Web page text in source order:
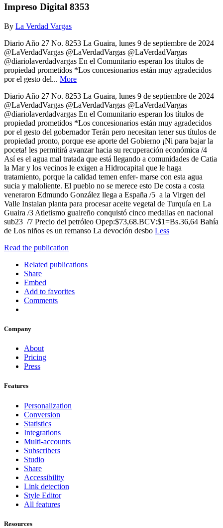
Impreso Digital 8353
By La Verdad Vargas
Diario Año 27 No. 8253 La Guaira, lunes 9 de septiembre de 2024
@LaVerdadVargas @LaVerdadVargas @LaVerdadVargas
@diariolaverdadvargas En el Comunitario esperan los títulos de
propiedad prometidos *Los concesionarios están muy agradecidos
por el gesto del... More
Diario Año 27 No. 8253 La Guaira, lunes 9 de septiembre de 2024
@LaVerdadVargas @LaVerdadVargas @LaVerdadVargas
@diariolaverdadvargas En el Comunitario esperan los títulos de
propiedad prometidos *Los concesionarios están muy agradecidos
por el gesto del gobernador Terán pero necesitan tener sus títulos de
propiedad pronto, porque ese aporte del Gobierno ¡Ni para bajar la
poceta! les permitirá avanzar hacia su recuperación económica /4
Así es el agua mal tratada que está llegando a comunidades de Catia
la Mar y los vecinos le exigen a Hidrocapital que le haga
tratamiento, porque la calidad temen enfer- marse con esta agua
sucia y maloliente. El pueblo no se merece esto De costa a costa
veneraron Edmundo González llega a España /5 a la Virgen del
Valle Instalan planta para procesar aceite vegetal de Turquía en La
Guaira /3 Atletismo guaireño conquistó cinco medallas en nacional
sub23 /7 Precio del petróleo Opep:$73,68.BCV:$1=Bs.36,64 Bahía
de Los niños es un remanso La devoción desbo Less
Read the publication
Related publications
Share
Embed
Add to favorites
Comments
Company
About
Pricing
Press
Features
Personalization
Conversion
Statistics
Integrations
Multi-accounts
Subscribers
Studio
Share
Accessibility
Link detection
Style Editor
All features
Resources